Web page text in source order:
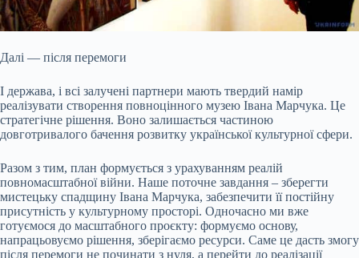
Далі — після перемоги
І держава, і всі залучені партнери мають твердий намір
реалізувати створення повноцінного музею Івана Марчука. Це
стратегічне рішення. Воно залишається частиною
довготривалого бачення розвитку української культурної сфери.
Разом з тим, план формується з урахуванням реалій
повномасштабної війни. Наше поточне завдання – зберегти
мистецьку спадщину Івана Марчука, забезпечити її постійну
присутність у культурному просторі. Одночасно ми вже
готуємося до масштабного проєкту: формуємо основу,
напрацьовуємо рішення, зберігаємо ресурси. Саме це дасть змогу
після перемоги не починати з нуля, а перейти до реалізації